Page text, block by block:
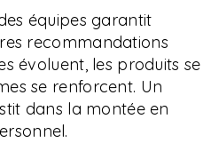
équipes garantit
recommandations
évoluent, les produits se
se renforcent. Un
dans la montée en